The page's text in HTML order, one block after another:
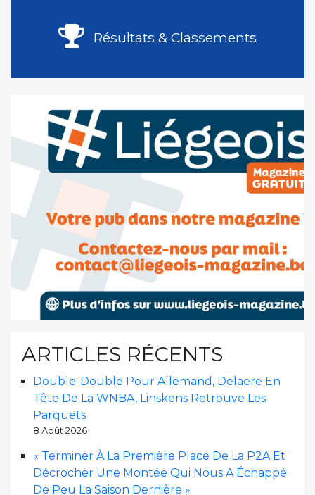
Résultats & Classements
ARTICLES RÉCENTS
Double-Double Pour Allemand, Delaere En
Tête De La WNBA, Linskens Retrouve Les
Parquets
8 Août 2026
« Terminer À La Première Place De La P2A Et
Décrocher Une Montée Qui Nous A Échappé
De Peu La Saison Dernière »